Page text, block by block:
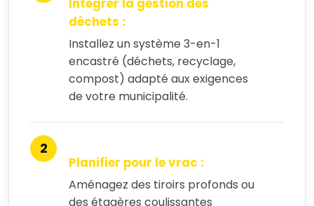
déchets :
Installez un système 3-en-1
encastré (déchets, recyclage,
compost) adapté aux exigences
de votre municipalité.
Planifier pour le vrac :
Aménagez des tiroirs profonds ou
des étagères coulissantes